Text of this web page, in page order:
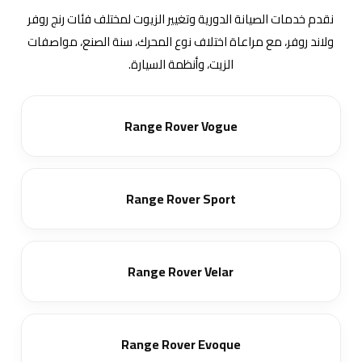
نقدم خدمات الصيانة الدورية وتغيير الزيوت لمختلف فئات رنج روفر
ولاند روفر، مع مراعاة اختلاف نوع المحرك، سنة الصنع، مواصفات
الزيت، وأنظمة السيارة.
Range Rover Vogue
Range Rover Sport
Range Rover Velar
Range Rover Evoque